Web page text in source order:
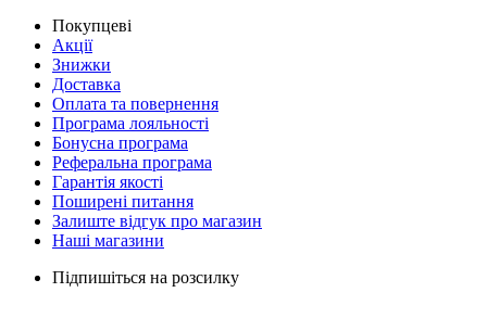
Покупцеві
Акції
Знижки
Доставка
Оплата та повернення
Програма лояльності
Бонусна програма
Реферальна програма
Гарантія якості
Поширені питання
Залиште відгук про магазин
Наші магазини
Підпишіться на розсилку